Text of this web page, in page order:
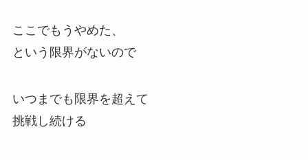
ここでもうやめた、
という限界がないので
いつまでも限界を超えて
挑戦し続ける